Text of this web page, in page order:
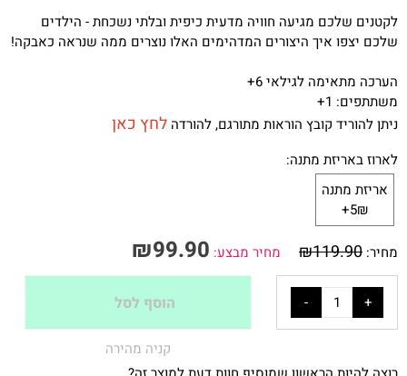
לקטנים שלכם מגיעה חוויה מדעית כיפית ובלתי נשכחת - הילדים
שלכם יצפו איך היצורים המדהימים האלו נוצרים ממה שנראה כאבקה!
הערכה מתאימה לגילאי 6+
משתתפים: 1+
ניתן להוריד קובץ הוראות מתורגם, להורדה לחץ כאן
לארוז באריזת מתנה:
אריזת מתנה
5₪+
מחיר: ₪119.90 מחיר מבצע: ₪99.90
הוסף לסל
קניה מהירה